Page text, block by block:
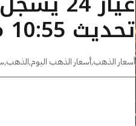
تحديث 10:55 مساءًا
أسعار الذهب,أسعار الذهب اليوم,الذهب,